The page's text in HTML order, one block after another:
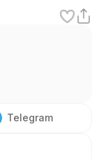
Telegram